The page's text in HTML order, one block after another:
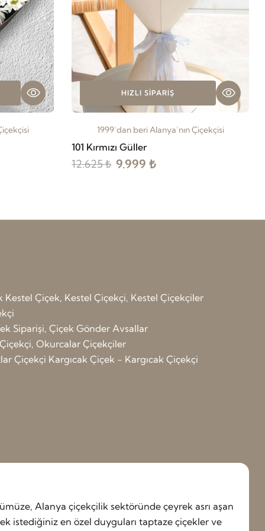
HIZLI SIPARIŞ
1999’dan beri Alanya’nın Çiçekçisi
101 Kırmızı Güller
12.625 ₺ 9.999 ₺
Kestel Çiçek, Kestel Çiçekçi, Kestel Çiçekçiler
Siparişi, Çiçek Gönder Avsallar
Okurcalar Çiçekçiler
Çiçekçi Kargıcak Çiçek - Kargıcak Çiçekçi
Alanya çiçekçilik sektöründe çeyrek asrı aşan
istediğiniz en özel duyguları taptaze çiçekler ve